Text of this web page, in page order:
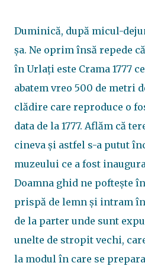
Duminică, după micul-
șa. Ne oprim însă repede
în Urlați este Crama 1777
abatem vreo 500 de metri
clădire care reproduce o
data de la 1777. Aflăm că
cineva și astfel s-a putut
muzeului ce a fost
Doamna ghid ne poftește
prispă de lemn și intram
de la parter unde sunt
unelte de stropit vechi,
la modul în care se